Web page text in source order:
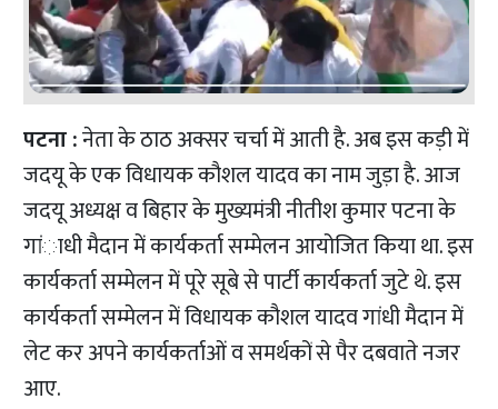
पटना :नेता के ठाठ अक्सर चर्चा में आती है. अब इस कड़ी में
जदयू के एक विधायक कौशल यादव का नाम जुड़ा है. आज
जदयू अध्यक्ष व बिहार के मुख्यमंत्री नीतीश कुमार पटना के
गांाधी मैदान में कार्यकर्ता सम्मेलन आयोजित किया था. इस
कार्यकर्ता सम्मेलन में पूरे सूबे से पार्टी कार्यकर्ता जुटे थे. इस
कार्यकर्ता सम्मेलन में विधायक कौशल यादव गांधी मैदान में
लेट कर अपने कार्यकर्ताओं व समर्थकों से पैर दबवाते नजर
आए.